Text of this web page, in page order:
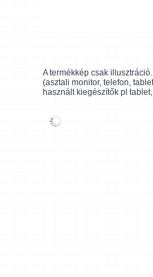
A termékkép csak
(asztali monitor, telefon,
használt kiegészítők pl